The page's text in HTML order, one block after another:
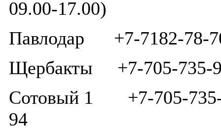
09.00-17.00)
Павлодар +7-7182-78-
Щербакты +7-705-735-
Сотовый 1 +7-705-
94